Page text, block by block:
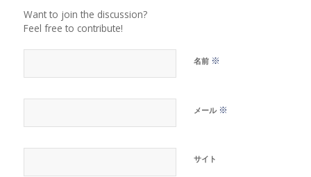
Want to join the discussion?
Feel free to contribute!
名前 ※
メール ※
サイト